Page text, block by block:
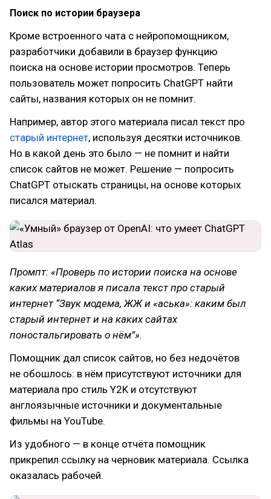
Поиск по истории браузера
Кроме встроенного чата с нейропомощником,
разработчики добавили в браузер функцию
поиска на основе истории просмотров. Теперь
пользователь может попросить ChatGPT найти
сайты, названия которых он не помнит.
Например, автор этого материала писал текст про
старый интернет, используя десятки источников.
Но в какой день это было — не помнит и найти
список сайтов не может. Решение — попросить
ChatGPT отыскать страницы, на основе которых
писался материал.
Промпт: «Проверь по истории поиска на основе
каких материалов я писала текст про старый
интернет “Звук модема, ЖЖ и «аська»: каким был
старый интернет и на каких сайтах
поностальгировать о нём”».
Помощник дал список сайтов, но без недочётов
не обошлось: в нём присутствуют источники для
материала про стиль Y2K и отсутствуют
англоязычные источники и документальные
фильмы на YouTube.
Из удобного — в конце отчёта помощник
прикрепил ссылку на черновик материала. Ссылка
оказалась рабочей.